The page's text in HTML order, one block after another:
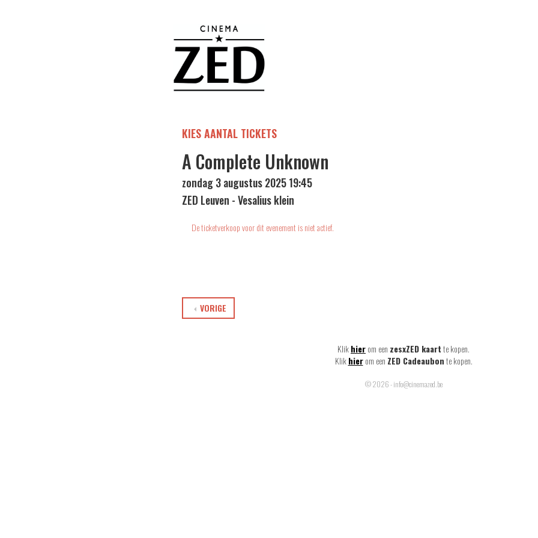
KIES AANTAL TICKETS
A Complete Unknown
zondag 3 augustus 2025 19:45
ZED Leuven - Vesalius klein
De ticketverkoop voor dit evenement is niet actief.
VORIGE
Klikhierom een zesxZED kaartte kopen.
Klik hier om een ZED Cadeaubonte kopen.
© 2026 - info@cinemazed.be